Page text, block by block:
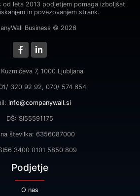
od leta 2013 podjetjem pomaga izboljšati
in povezovanjem strank.
Business © 2026
7, 1000 Ljubljana
320 92 92, 070/ 574 654
info@companywall.si
DŠ: SI55591175
številka: 6356087000
3400 0101 5850 809
Podjetje
O nas